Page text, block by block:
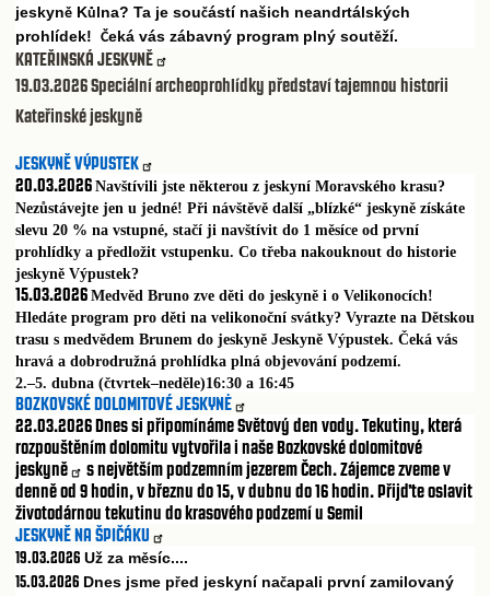
jeskyně Kůlna? Ta je součástí našich neandrtálských
prohlídek! Čeká vás zábavný program plný soutěží.
KATEŘINSKÁ JESKYNĚ
19.03.2026Speciální archeoprohlídky představí tajemnou historii
Kateřinské jeskyně
JESKYNĚ VÝPUSTEK
20.03.2026 Navštívili jste některou z jeskyní Moravského krasu?
Nezůstávejte jen u jedné! Při návštěvě další „blízké“ jeskyně získáte
slevu 20 % na vstupné, stačí ji navštívit do 1 měsíce od první
prohlídky a předložit vstupenku. Co třeba nakouknout do historie
jeskyně Výpustek?
15.03.2026 Medvěd Bruno zve děti do jeskyně i o Velikonocích!
Hledáte program pro děti na velikonoční svátky? Vyrazte na Dětskou
trasu s medvědem Brunem do jeskyně Jeskyně Výpustek. Čeká vás
hravá a dobrodružná prohlídka plná objevování podzemí.
2.–5. dubna (čtvrtek–neděle)16:30 a 16:45
BOZKOVSKÉ DOLOMITOVÉ JESKYNĖ
22.03.2026Dnes si připomínáme Světový den vody. Tekutiny, která
rozpouštěním dolomitu vytvořila i našeBozkovské dolomitové
jeskyně
s největším podzemním jezerem Čech. Zájemce zveme v
denně od 9 hodin, v březnu do 15, v dubnu do 16 hodin. Přijďte oslavit
životodárnou tekutinu do krasového podzemí u Semil
JESKYNĚ NA ŠPIČÁKU
19.03.2026 Už za měsíc....
15.03.2026 Dnes jsme před jeskyní načapali první zamilovaný